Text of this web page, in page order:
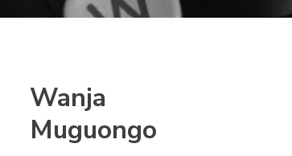
Wanja
Muguongo